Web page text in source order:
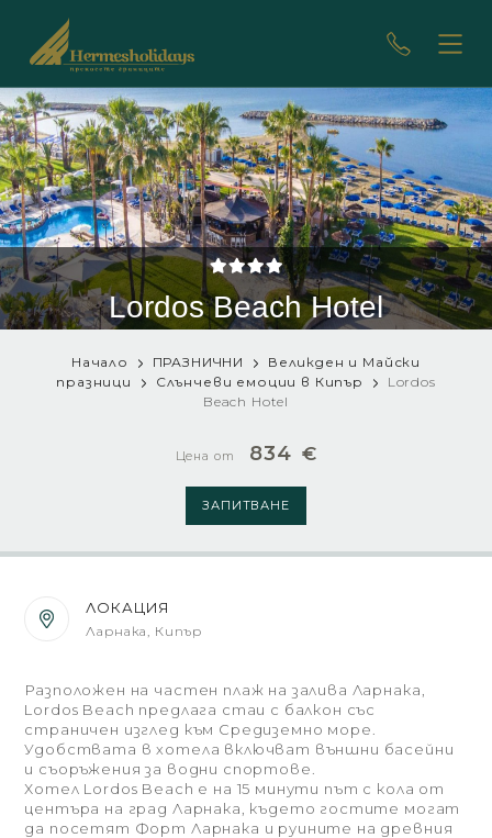
Lordos Beach Hotel
Начало ПРАЗНИЧНИ
Великден и Майски
празници
Слънчеви емоции в Кипър
Lordos
Beach Hotel
Цена от 834 €
ЗАПИТВАНЕ
ЛОКАЦИЯ
Ларнака, Кипър
Разположен на частен плаж на залива Ларнака,
Lordos Beach предлага стаи с балкон със
страничен изглед към Средиземно море.
Удобствата в хотела включват външни басейни
и съоръжения за водни спортове.
Хотел Lordos Beach е на 15 минути път с кола от
центъра на град Ларнака, където гостите могат
да посетят Форт Ларнака и руините на древния